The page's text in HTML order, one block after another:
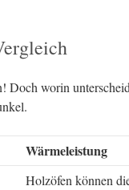
worin
Wärmeleistung
Holzöfen können